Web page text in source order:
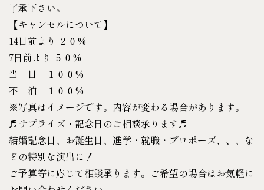
了承下さい。
【キャンセルについて】
14日前より ２０%
7日前より ５０%
当 日 １００%
不 泊 １００%
※写真はイメージです。内容が変わる場合があります。
♬サプライズ・記念日のご相談承ります♬
結婚記念日、お誕生日、進学・就職・プロポーズ、、、な
どの特別な演出に！
ご予算等に応じて相談承ります。ご希望の場合はお気軽に